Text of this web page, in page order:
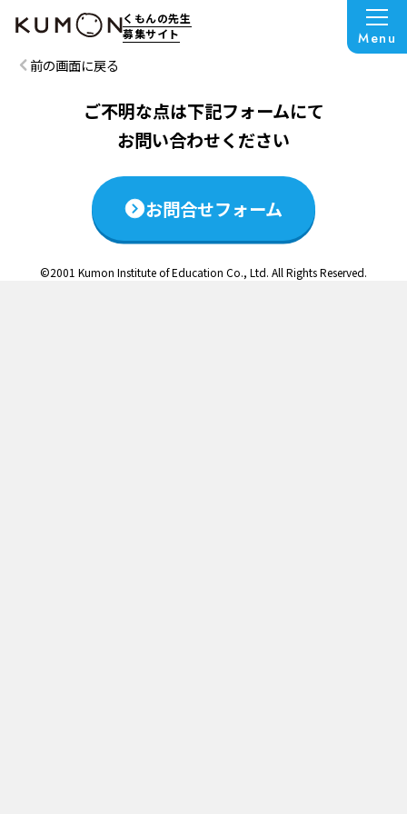
くもんの先生
募集サイト
Menu
この説明会は終了いたしました
前の画面に戻る
ご不明な点は下記フォームにて
お問い合わせください
お問合せフォーム
©2001 Kumon Institute of Education Co., Ltd. All Rights Reserved.